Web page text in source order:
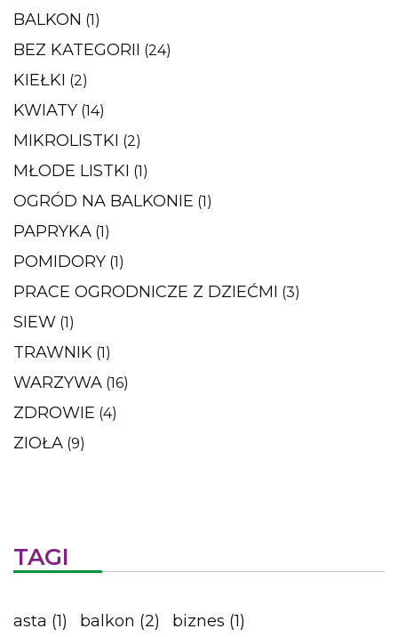
BALKON (1)
BEZ KATEGORII (24)
KIEŁKI (2)
KWIATY (14)
MIKROLISTKI (2)
MŁODE LISTKI (1)
OGRÓD NA BALKONIE (1)
PAPRYKA (1)
POMIDORY (1)
PRACE OGRODNICZE Z DZIEĆMI (3)
SIEW (1)
TRAWNIK (1)
WARZYWA (16)
ZDROWIE (4)
ZIOŁA (9)
TAGI
asta (1) balkon (2) biznes (1)